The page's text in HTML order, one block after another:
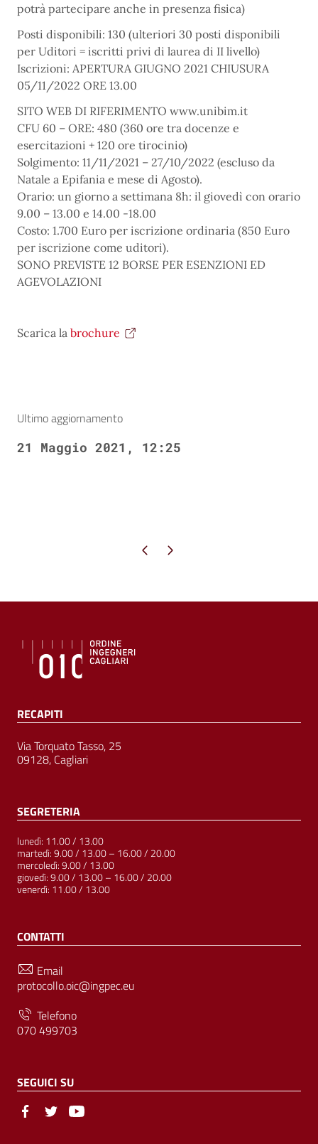
potrà partecipare anche in presenza fisica)
Posti disponibili: 130 (ulteriori 30 posti disponibili
per Uditori = iscritti privi di laurea di II livello)
Iscrizioni: APERTURA GIUGNO 2021 CHIUSURA
05/11/2022 ORE 13.00
SITO WEB DI RIFERIMENTO www.unibim.it
CFU 60 – ORE: 480 (360 ore tra docenze e
esercitazioni + 120 ore tirocinio)
Solgimento: 11/11/2021 – 27/10/2022 (escluso da
Natale a Epifania e mese di Agosto).
Orario: un giorno a settimana 8h: il giovedì con orario
9.00 – 13.00 e 14.00 -18.00
Costo: 1.700 Euro per iscrizione ordinaria (850 Euro
per iscrizione come uditori).
SONO PREVISTE 12 BORSE PER ESENZIONI ED
AGEVOLAZIONI
Scarica la brochure
Ultimo aggiornamento
21 Maggio 2021, 12:25
Pagina precedente
Pagina successiva
RECAPITI
Via Torquato Tasso, 25
09128, Cagliari
SEGRETERIA
lunedì: 11.00 / 13.00
martedì: 9.00 / 13.00 – 16.00 / 20.00
mercoledì: 9.00 / 13.00
giovedì: 9.00 / 13.00 – 16.00 / 20.00
venerdì: 11.00 / 13.00
CONTATTI
Email
protocollo.oic@ingpec.eu
Telefono
070 499703
SEGUICI SU